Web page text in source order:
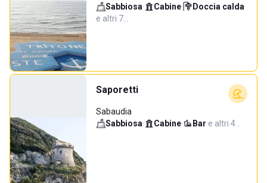
Sabbiosa· Cabine· Doccia calda·
e altri 7…
Saporetti
Sabaudia
Sabbiosa· Cabine· Bar·e altri 4…